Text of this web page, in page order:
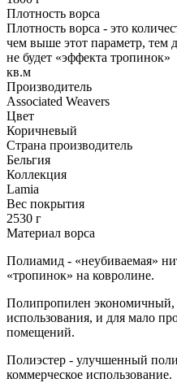
Плотность ворса
Плотность ворса - это
чем выше этот параметр, тем
не будет «эффекта тропинок»
кв.м
Производитель
Associated Weavers
Цвет
Коричневый
Страна производитель
Бельгия
Коллекция
Lamia
Вес покрытия
2530 г
Материал ворса
Полиамид - «неубиваемая»
«тропинок» на ковролине.
Полипропилен экономичный,
использования, и для мало
помещений.
Полиэстер - улучшенный
коммерческое использование.